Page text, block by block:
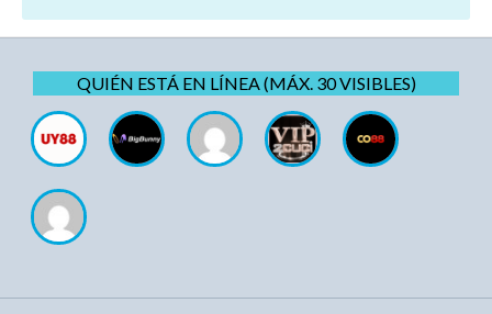
QUIÉN ESTÁ EN LÍNEA (MÁX. 30 VISIBLES)